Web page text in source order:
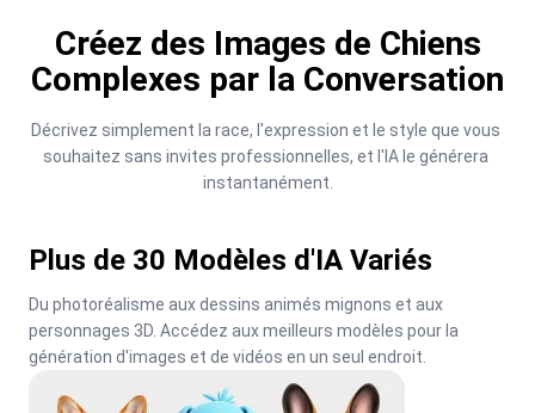
Créez des Images de Chiens
Complexes par la Conversation
Décrivez simplement la race, l'expression et le style que vous
souhaitez sans invites professionnelles, et l'IA le générera
instantanément.
Plus de 30 Modèles d'IA Variés
Du photoréalisme aux dessins animés mignons et aux
personnages 3D. Accédez aux meilleurs modèles pour la
génération d'images et de vidéos en un seul endroit.